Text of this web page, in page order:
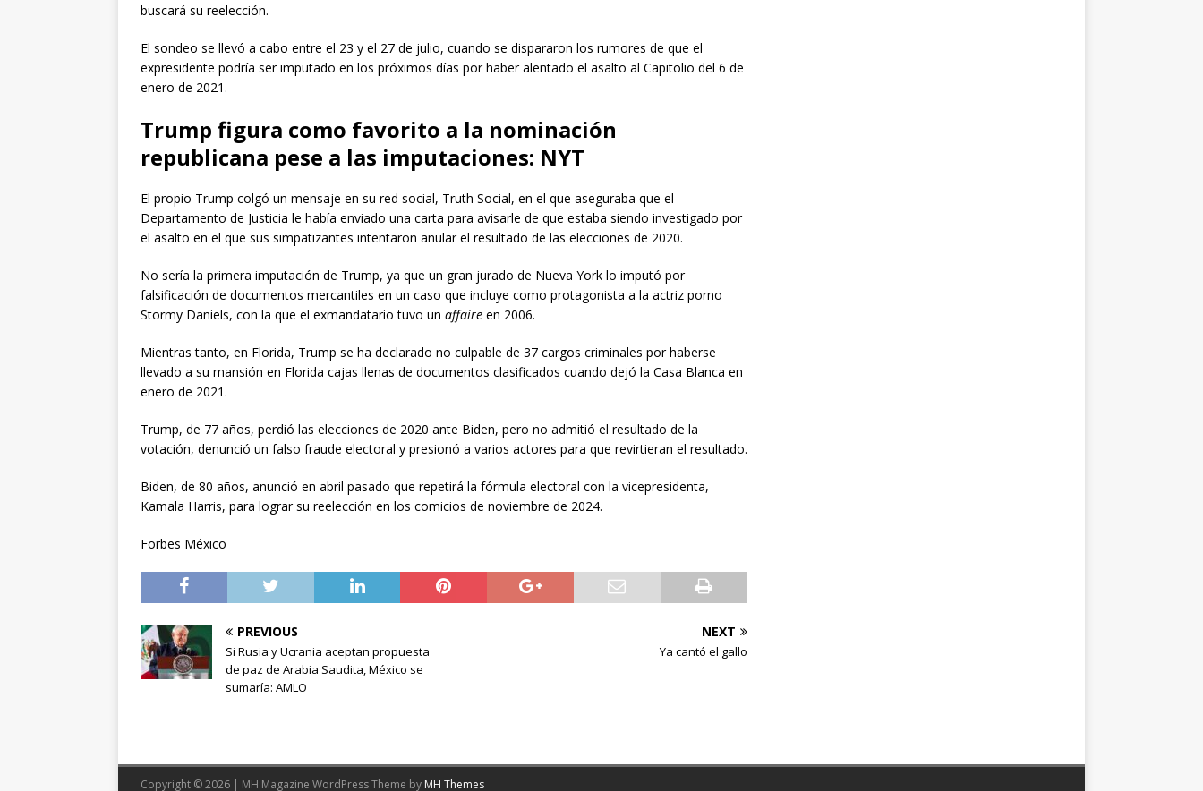
buscará su reelección.
El sondeo se llevó a cabo entre el 23 y el 27 de julio, cuando se dispararon los rumores de que el
expresidente podría ser imputado en los próximos días por haber alentado el asalto al Capitolio del 6 de
enero de 2021.
Trump figura como favorito a la nominación
republicana pese a las imputaciones: NYT
El propio Trump colgó un mensaje en su red social, Truth Social, en el que aseguraba que el
Departamento de Justicia le había enviado una carta para avisarle de que estaba siendo investigado por
el asalto en el que sus simpatizantes intentaron anular el resultado de las elecciones de 2020.
No sería la primera imputación de Trump, ya que un gran jurado de Nueva York lo imputó por
falsificación de documentos mercantiles en un caso que incluye como protagonista a la actriz porno
Stormy Daniels, con la que el exmandatario tuvo un affaire en 2006.
Mientras tanto, en Florida, Trump se ha declarado no culpable de 37 cargos criminales por haberse
llevado a su mansión en Florida cajas llenas de documentos clasificados cuando dejó la Casa Blanca en
enero de 2021.
Trump, de 77 años, perdió las elecciones de 2020 ante Biden, pero no admitió el resultado de la
votación, denunció un falso fraude electoral y presionó a varios actores para que revirtieran el resultado.
Biden, de 80 años, anunció en abril pasado que repetirá la fórmula electoral con la vicepresidenta,
Kamala Harris, para lograr su reelección en los comicios de noviembre de 2024.
Forbes México
PREVIOUS
Si Rusia y Ucrania aceptan propuesta
de paz de Arabia Saudita, México se
sumaría: AMLO
NEXT
Ya cantó el gallo
Copyright © 2026 | MH Magazine WordPress Theme by MH Themes